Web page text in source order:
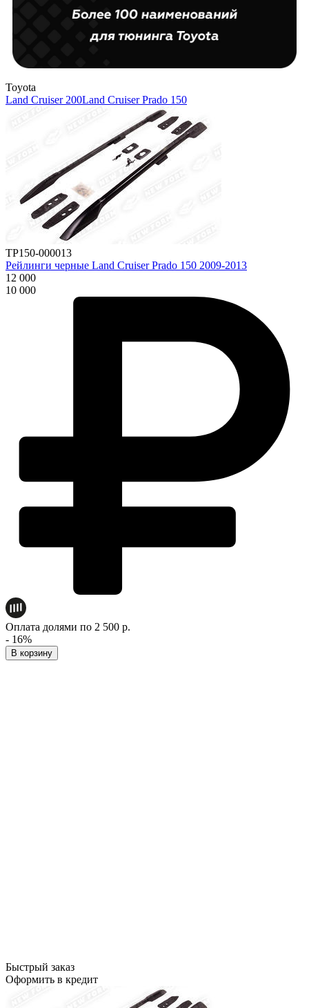
Toyota
Land Cruiser 200Land Cruiser Prado 150
TP150-000013
Рейлинги черные Land Cruiser Prado 150 2009-2013
12 000
10 000
Оплата долями по 2 500 р.
- 16%
В корзину
Быстрый заказ
Оформить в кредит